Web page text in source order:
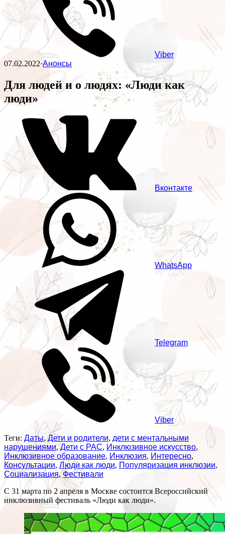
Viber
07.02.2022·Анонсы
Для людей и о людях: «Люди как
люди»
Вконтакте
WhatsApp
Telegram
Viber
Теги: Даты,Дети и родители, дети с ментальными
нарушениями,Дети с РАС, Инклюзивное искусство,
Инклюзивное образование, Инклюзия, Интересно,
Консультации, Люди как люди, Популяризация инклюзии,
Социализация,Фестивали
С 31 марта по 2 апреля в Москве состоится Всероссийский
инклюзивный фестиваль «Люди как люди».